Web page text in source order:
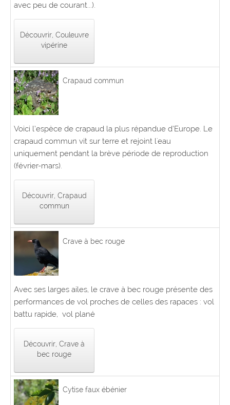
avec peu de courant...).
Découvrir, Couleuvre
vipérine
Crapaud commun
Voici l’espèce de crapaud la plus répandue d’Europe. Le
crapaud commun vit sur terre et rejoint l'eau
uniquement pendant la brève période de reproduction
(février-mars).
Découvrir, Crapaud
commun
Crave à bec rouge
Avec ses larges ailes, le crave à bec rouge présente des
performances de vol proches de celles des rapaces : vol
battu rapide, vol plané
Découvrir, Crave à
bec rouge
Cytise faux ébénier